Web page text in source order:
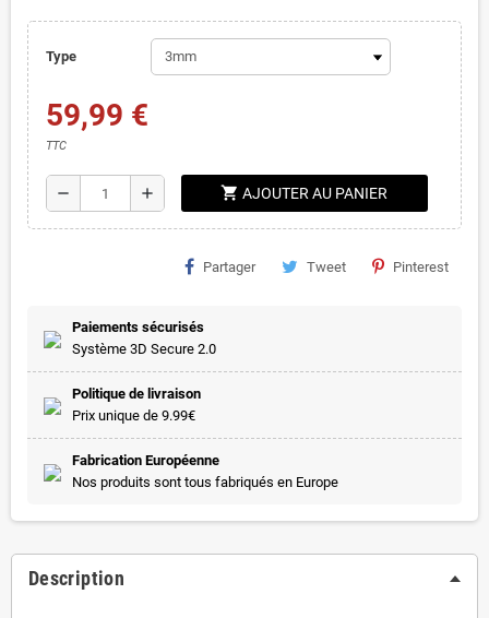
Type
59,99 €
TTC
remove add shopping_cart AJOUTER AU PANIER
Partager Tweet Pinterest
Paiements sécurisés
Système 3D Secure 2.0
Politique de livraison
Prix unique de 9.99€
Fabrication Européenne
Nos produits sont tous fabriqués en Europe
Description